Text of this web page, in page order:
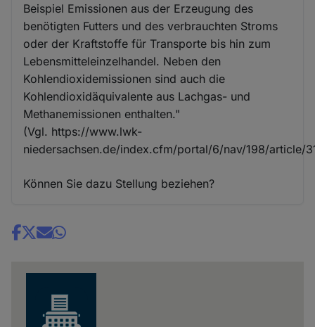
Beispiel Emissionen aus der Erzeugung des
benötigten Futters und des verbrauchten Stroms
oder der Kraftstoffe für Transporte bis hin zum
Lebensmitteleinzelhandel. Neben den
Kohlendioxidemissionen sind auch die
Kohlendioxidäquivalente aus Lachgas- und
Methanemissionen enthalten."
(Vgl. https://www.lwk-
niedersachsen.de/index.cfm/portal/6/nav/198/article/
Können Sie dazu Stellung beziehen?
Share